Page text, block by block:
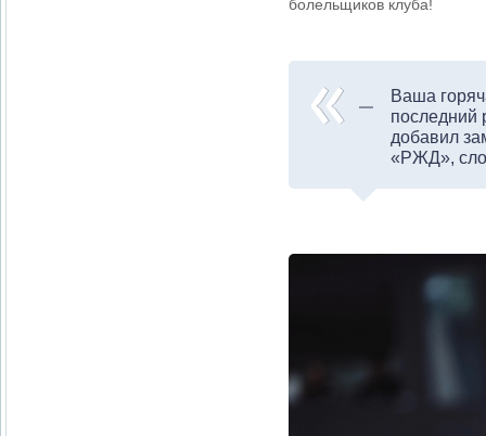
болельщиков клуба!
Ваша
последний
добавил
«РЖД»,